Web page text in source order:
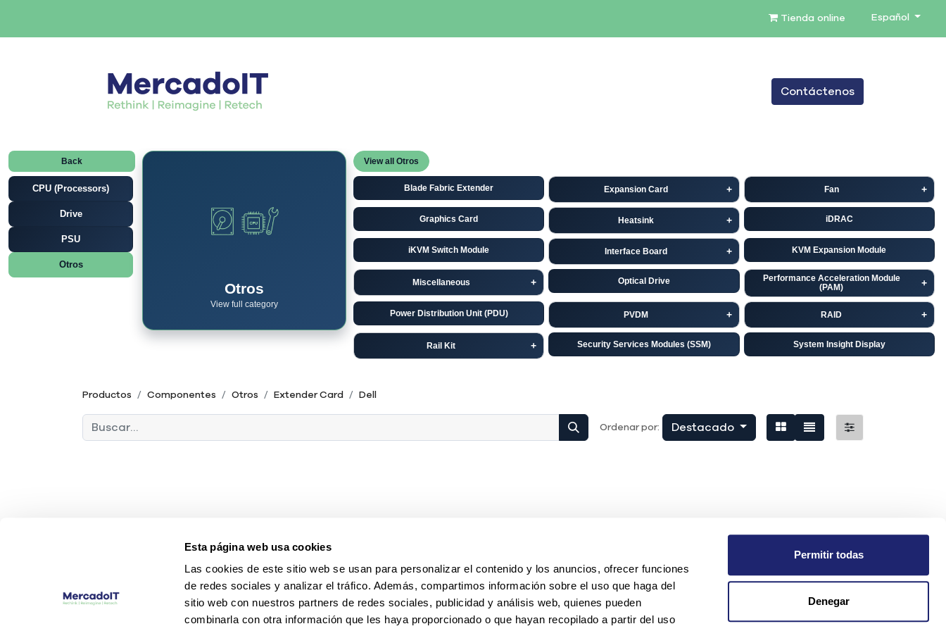
Esta página web usa cookies
Las cookies de este sitio web se usan para personalizar el contenido y los anuncios, ofrecer funciones
de redes sociales y analizar el tráfico. Además, compartimos información sobre el uso que haga del
sitio web con nuestros partners de redes sociales, publicidad y análisis web, quienes pueden
combinarla con otra información que les haya proporcionado o que hayan recopilado a partir del uso
Permitir todas
Denegar
Tienda online Español
BLOG
Contáctenos
Back
CPU (Processors)
Drive
PSU
Otros
Otros
View full category
View all Otros
Blade Fabric Extender Expansion Card Fan
Graphics Card Heatsink iDRAC
iKVM Switch Module Interface Board KVM Expansion Module
Miscellaneous Optical Drive
Performance Acceleration Module
(PAM)
Power Distribution Unit (PDU) PVDM RAID
Rail Kit Security Services Modules (SSM) System Insight Display
Productos Componentes Otros Extender Card Dell
Ordenar por: Destacado